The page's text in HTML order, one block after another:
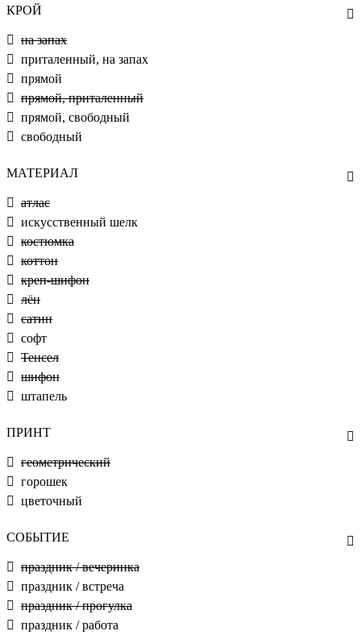
КРОЙ
на запах
приталенный, на запах
прямой
прямой, приталенный
прямой, свободный
свободный
МАТЕРИАЛ
атлас
искусственный шелк
костюмка
коттон
креп-шифон
лён
сатин
софт
Тенсел
шифон
штапель
ПРИНТ
геометрический
горошек
цветочный
СОБЫТИЕ
праздник / вечеринка
праздник / встреча
праздник / прогулка
праздник / работа